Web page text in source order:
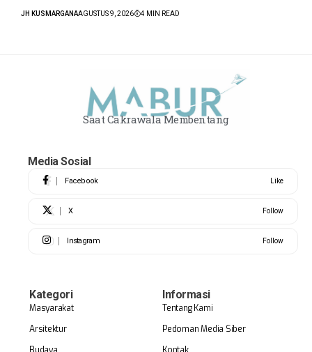
JH KUSMARGANAAGUSTUS 9, 2026 4 MIN READ
Saat Cakrawala Membentang
Media Sosial
Facebook Like
X Follow
Instagram Follow
Kategori
Masyarakat
Arsitektur
Informasi
Tentang Kami
Pedoman Media Siber